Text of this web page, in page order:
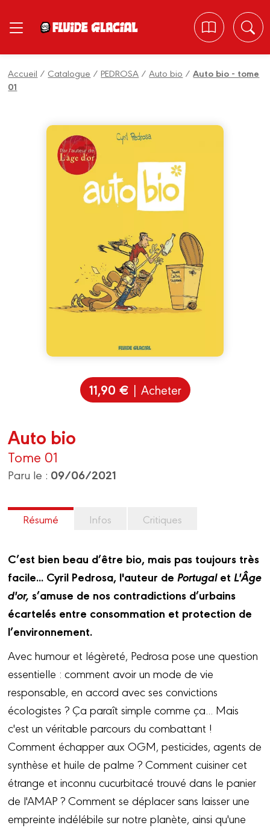
Accueil / Catalogue /PEDROSA /Auto bio /Auto bio - tome
01
11,90 € | Acheter
Auto bio
Tome 01
Paru le : 09/06/2021
Résumé Infos Critiques
C’est bien beau d’être bio, mais pas toujours très
facile... Cyril Pedrosa, l'auteur dePortugaletL'Âge
d'or, s’amuse de nos contradictions d’urbains
écartelés entre consommation et protection de
l’environnement.
Avec humour et légèreté, Pedrosa pose une question
essentielle : comment avoir un mode de vie
responsable, en accord avec ses convictions
écologistes ? Ça paraît simple comme ça... Mais
c'est un véritable parcours du combattant !
Comment échapper aux OGM, pesticides, agents de
synthèse et huile de palme ? Comment cuisiner cet
étrange et inconnu cucurbitacé trouvé dans le panier
de l'AMAP ? Comment se déplacer sans laisser une
empreinte indélébile sur notre planète, ainsi qu'une